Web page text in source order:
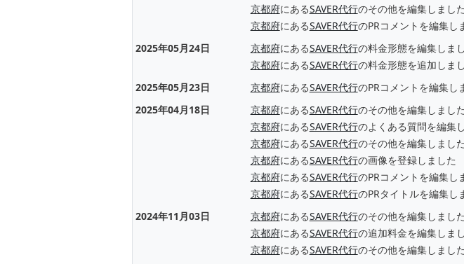
京都府にあるSAVER代行のその他を編集しました
京都府にあるSAVER代行のPRコメントを編集し
2025年05月24日
京都府にあるSAVER代行の料金形態を編集しまし
京都府にあるSAVER代行の料金形態を追加しまし
2025年05月23日
京都府にあるSAVER代行のPRコメントを編集し
2025年04月18日
京都府にあるSAVER代行のその他を編集しました
京都府にあるSAVER代行のよくある質問を編集
京都府にあるSAVER代行のその他を編集しました
京都府にあるSAVER代行の画像を登録しました
京都府にあるSAVER代行のPRコメントを編集し
京都府にあるSAVER代行のPRタイトルを編集し
2024年11月03日
京都府にあるSAVER代行のその他を編集しました
京都府にあるSAVER代行の追加料金を編集しまし
京都府にあるSAVER代行のその他を編集しました